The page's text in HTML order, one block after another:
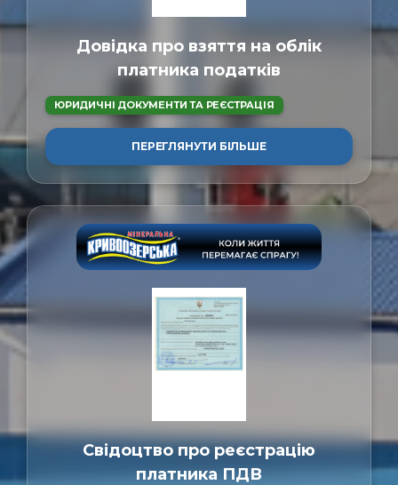
Довідка про взяття на облік
платника податків
ЮРИДИЧНІ ДОКУМЕНТИ ТА РЕЄСТРАЦІЯ
ПЕРЕГЛЯНУТИ БІЛЬШЕ
Свідоцтво про реєстрацію
платника ПДВ